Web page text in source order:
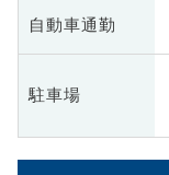
自動車通勤
駐車場